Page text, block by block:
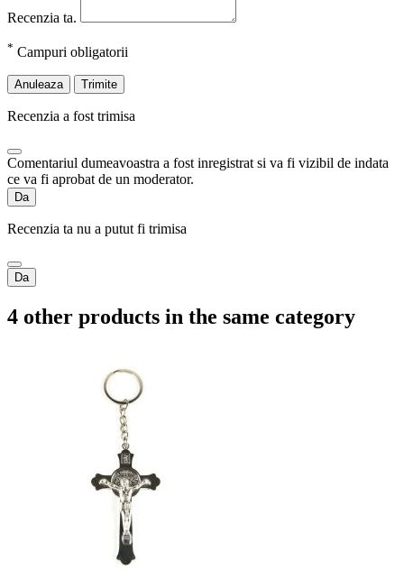
Recenzia ta.
* Campuri obligatorii
Anuleaza Trimite
Recenzia a fost trimisa
Comentariul dumeavoastra a fost inregistrat si va fi vizibil de indata
ce va fi aprobat de un moderator.
Da
Recenzia ta nu a putut fi trimisa
Da
4 other products in the same category